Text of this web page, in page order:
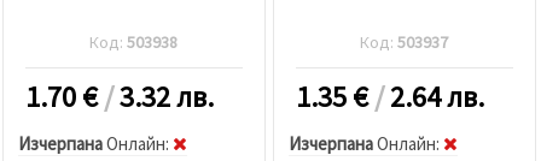
Код:503938
1.70€/3.32 лв.
ИзчерпанаOнлайн:
Код:503937
1.35€/2.64 лв.
ИзчерпанаOнлайн: